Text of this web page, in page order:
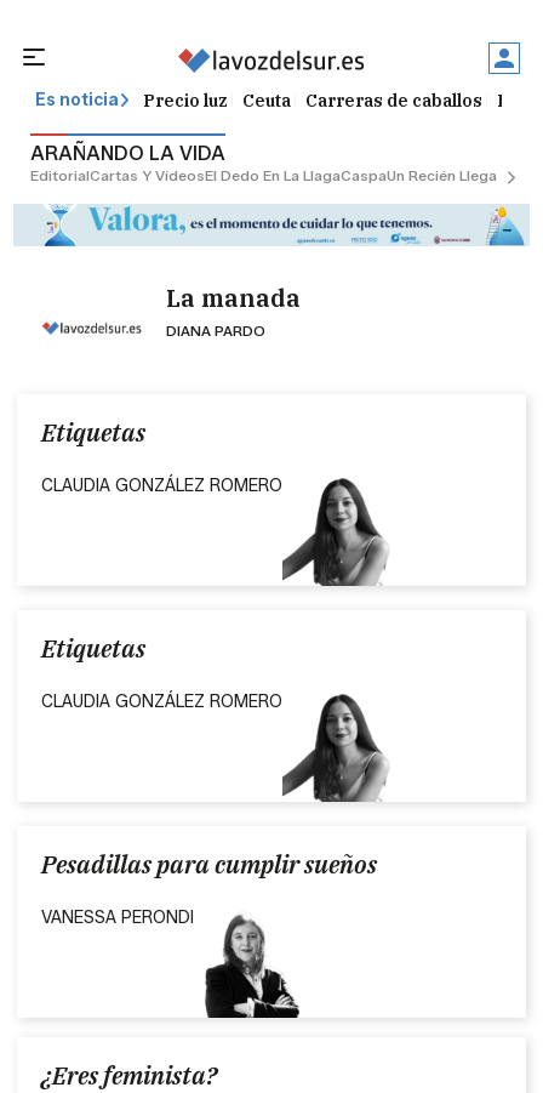
Es noticia Precio luz Ceuta Carreras de caballos
ARAÑANDO LA VIDA
EditorialCartas Y VídeosEl Dedo En La LlagaCaspaUn Recién Llegado
La manada
DIANA PARDO
Etiquetas
CLAUDIA GONZÁLEZ ROMERO
Etiquetas
CLAUDIA GONZÁLEZ ROMERO
Pesadillas para cumplir sueños
VANESSA PERONDI
¿Eres feminista?